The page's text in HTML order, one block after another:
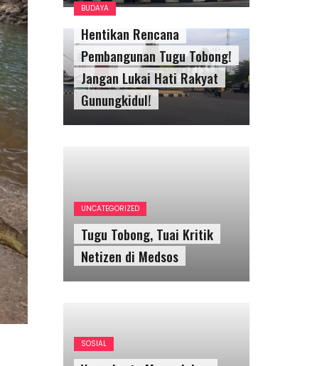
BUDAYA
Hentikan Rencana
Pembangunan Tugu Tobong!
Jangan Lukai Hati Rakyat
Gunungkidul!
Netizen di Medsos
SOSIAL
Aktualisasi Remaja